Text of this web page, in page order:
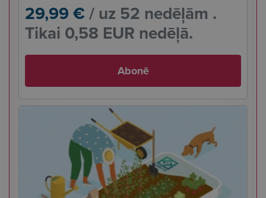
29,99 €/ uz 52 nedēļām .
Tikai 0,58 EUR nedēļā.
Abonē